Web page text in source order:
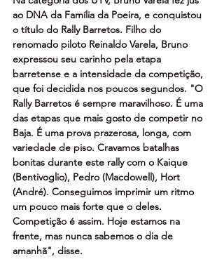
ao DNA da Família da Poeira, e conquistou
o título do Rally Barretos. Filho do
renomado piloto Reinaldo Varela, Bruno
expressou seu carinho pela etapa
barretense e a intensidade da competição,
que foi decidida nos poucos segundos. "O
Rally Barretos é sempre maravilhoso. É uma
das etapas que mais gosto de competir no
Baja. É uma prova prazerosa, longa, com
variedade de piso. Cravamos batalhas
bonitas durante este rally com o Kaique
(Bentivoglio), Pedro (Macdowell), Hort
(André). Conseguimos imprimir um ritmo
um pouco mais forte que o deles.
Competição é assim. Hoje estamos na
frente, mas nunca sabemos o dia de
amanhã", disse.